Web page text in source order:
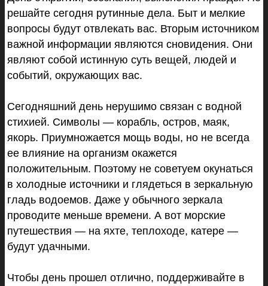
решайте сегодня рутинные дела. Быт и мелкие
вопросы будут отвлекать вас. Вторым источником
важной информации являются сновидения. Они
являют собой истинную суть вещей, людей и
событий, окружающих вас.
Сегодняшний день нерушимо связан с водной
стихией. Символы — корабль, остров, маяк,
якорь. Приумножается мощь воды, но не всегда
ее влияние на организм окажется
положительным. Поэтому не советуем окунаться
в холодные источники и глядеться в зеркальную
гладь водоемов. Даже у обычного зеркала
проводите меньше времени. А вот морские
путешествия — на яхте, теплоходе, катере —
будут удачными.
Чтобы день прошел отлично, поддерживайте в